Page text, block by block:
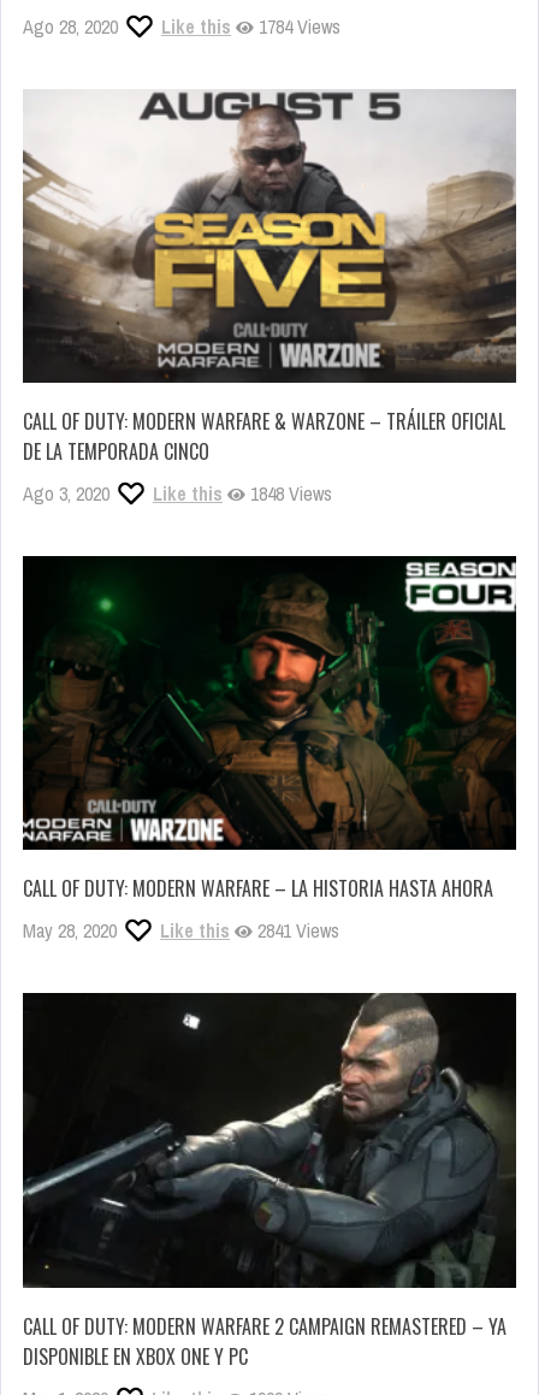
Ago 28, 2020 Like this 1784 Views
CALL OF DUTY: MODERN WARFARE & WARZONE – TRÁILER OFICIAL
DE LA TEMPORADA CINCO
Ago 3, 2020 Like this 1848 Views
CALL OF DUTY: MODERN WARFARE – LA HISTORIA HASTA AHORA
May 28, 2020 Like this 2841 Views
CALL OF DUTY: MODERN WARFARE 2 CAMPAIGN REMASTERED – YA
DISPONIBLE EN XBOX ONE Y PC